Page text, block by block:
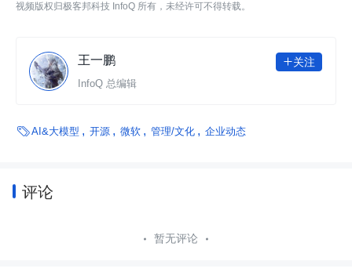
视频版权归极客邦科技 InfoQ 所有，未经许可不得转载。
王一鹏 关注
InfoQ 总编辑
AI&大模型 开源 微软 管理/文化 企业动态
评论
暂无评论